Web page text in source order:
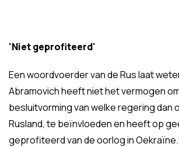
'Niet geprofiteerd'
Een woordvoerder van de Rus laat
Abramovich heeft niet het vermogen
besluitvorming van welke regering dan
Rusland, te beïnvloeden en heeft op
geprofiteerd van de oorlog in